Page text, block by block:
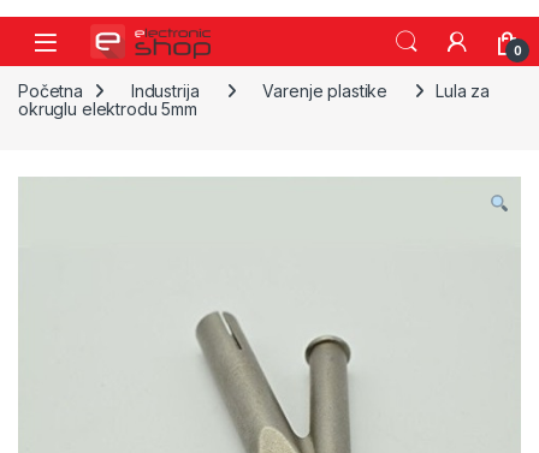
Skip to navigation
Skip to content
0
Početna Industrija Varenje plastike
Lula za
okruglu elektrodu 5mm